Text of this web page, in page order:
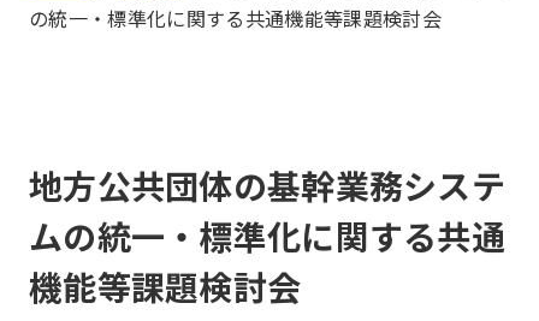
の統一・標準化に関する共通機能等課題検討会
地方公共団体の基幹業務システ
ムの統一・標準化に関する共通
機能等課題検討会